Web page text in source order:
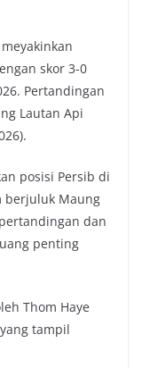
skor 3-0
Pertandingan
Lautan Api
posisi Persib di
berjuluk Maung
dan
penting
Thom Haye
tampil